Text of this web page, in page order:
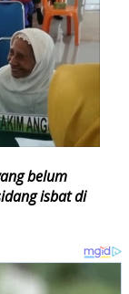
belum
isbat di